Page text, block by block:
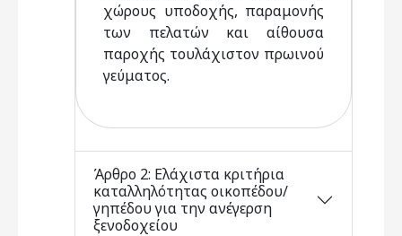
χώρους υποδοχής, παραμονής
των πελατών και αίθουσα
παροχής τουλάχιστον πρωινού
γεύματος.
Άρθρο 2: Ελάχιστα κριτήρια
καταλληλότητας οικοπέδου/
γηπέδου για την ανέγερση
ξενοδοχείου